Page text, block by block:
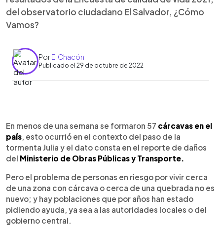
del observatorio ciudadano El Salvador, ¿Cómo
Vamos?
PorE. Chacón
Publicado el 29 de octubre de 2022
Escuchar artículo
En menos de una semana se formaron 57 cárcavas en el
país , esto ocurrió en el contexto del paso de la
tormenta Julia y el dato consta en el reporte de daños
del Ministerio de Obras Públicas y Transporte.
Pero el problema de personas en riesgo por vivir cerca
de una zona con cárcava o cerca de una quebrada no es
nuevo; y hay poblaciones que por años han estado
pidiendo ayuda, ya sea a las autoridades locales o del
gobierno central.